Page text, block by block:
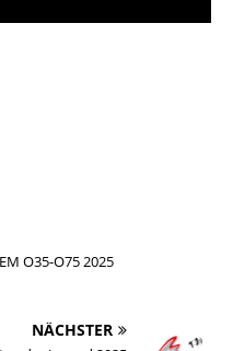
O35-O75 2025
NÄCHSTER